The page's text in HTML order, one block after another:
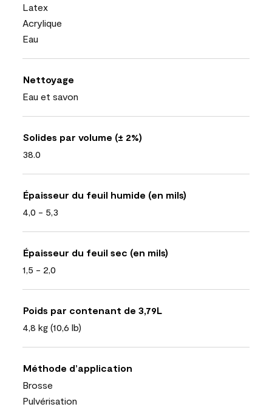
Latex
Acrylique
Eau
Nettoyage
Eau et savon
Solides par volume (± 2%)
38.0
Épaisseur du feuil humide (en mils)
4,0 - 5,3
Épaisseur du feuil sec (en mils)
1,5 - 2,0
Poids par contenant de 3,79L
4,8 kg (10,6 lb)
Méthode d’application
Brosse
Pulvérisation